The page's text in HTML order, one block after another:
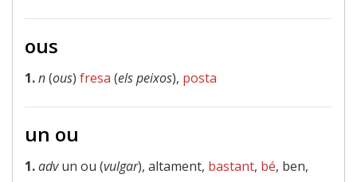
ous
1.n(ous) fresa (els peixos), posta
un ou
1.advun ou (vulgar), altament, bastant, bé, ben,